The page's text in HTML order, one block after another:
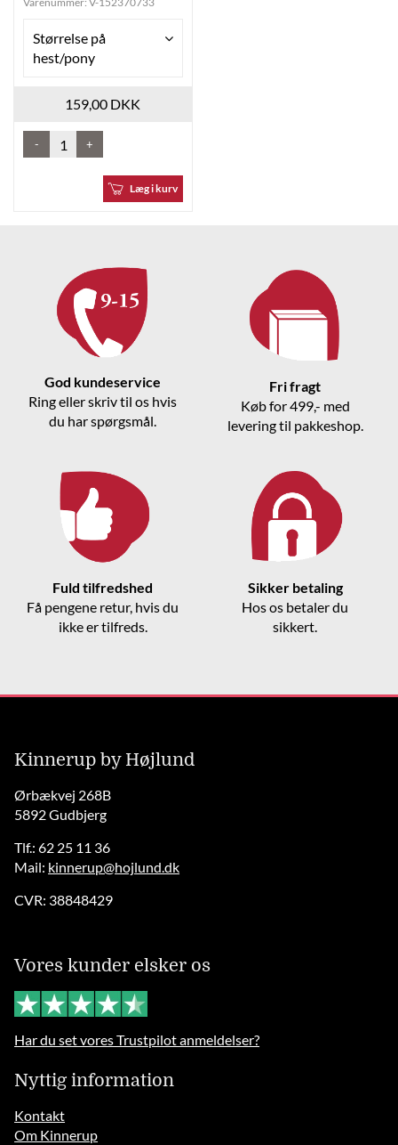
Størrelse på
hest/pony
159,00 DKK
- +
Læg i kurv
God kundeservice
Ring eller skriv til os hvis
du har spørgsmål.
Fri fragt
Køb for 499,- med
levering til pakkeshop.
Fuld tilfredshed
Få pengene retur, hvis du
ikke er tilfreds.
Sikker betaling
Hos os betaler du
sikkert.
Kinnerup by Højlund
Ørbækvej 268B
5892 Gudbjerg
Tlf.: 62 25 11 36
Mail: kinnerup@hojlund.dk
CVR: 38848429
Vores kunder elsker os
Har du set vores Trustpilot anmeldelser?
Nyttig information
Kontakt
Om Kinnerup